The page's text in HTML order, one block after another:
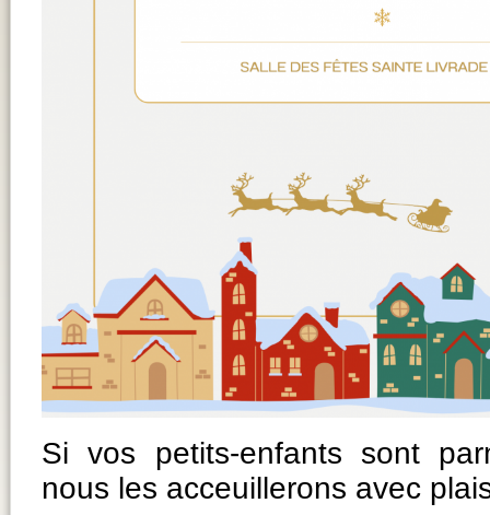
Si vos petits-enfants sont
nous les acceuillerons avec